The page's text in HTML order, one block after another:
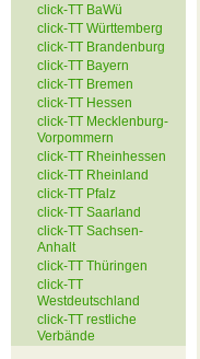
click-TT BaWü
click-TT Württemberg
click-TT Brandenburg
click-TT Bayern
click-TT Bremen
click-TT Hessen
click-TT Mecklenburg-
Vorpommern
click-TT Rheinhessen
click-TT Rheinland
click-TT Pfalz
click-TT Saarland
click-TT Sachsen-
Anhalt
click-TT Thüringen
click-TT
Westdeutschland
click-TT restliche
Verbände